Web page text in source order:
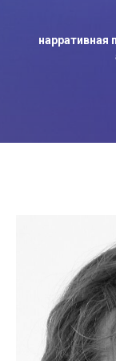
нарративная